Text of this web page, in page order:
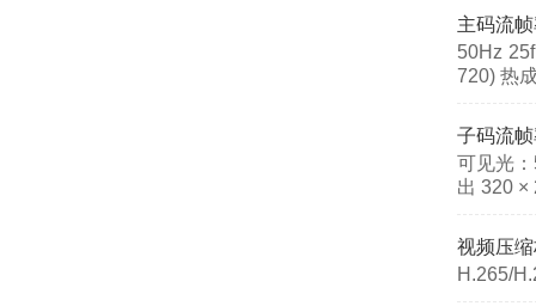
主码流
50Hz
720) 热
子码流
可见光
出 320 ×
视频压
H.265/